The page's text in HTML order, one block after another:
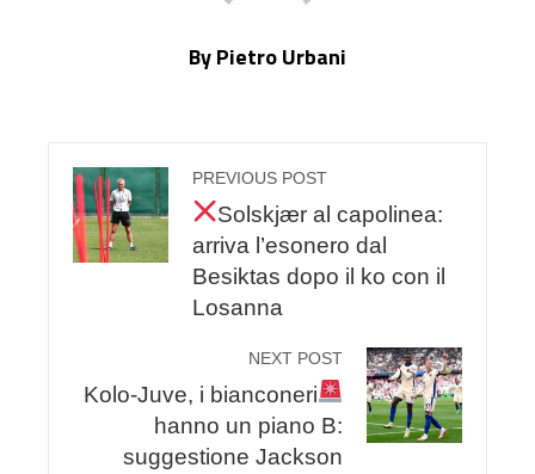
By Pietro Urbani
PREVIOUS POST
Solskjær al capolinea:
arriva l’esonero dal
Besiktas dopo il ko con il
Losanna
NEXT POST
Kolo-Juve, i bianconeri
hanno un piano B:
suggestione Jackson